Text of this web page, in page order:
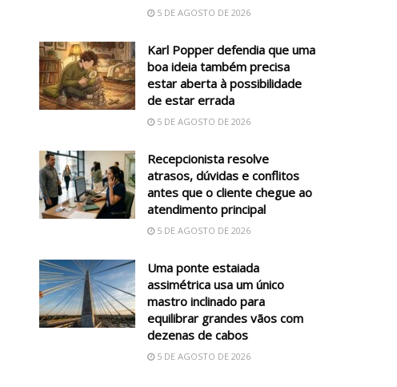
5 DE AGOSTO DE 2026
Karl Popper defendia que uma
boa ideia também precisa
estar aberta à possibilidade
de estar errada
5 DE AGOSTO DE 2026
Recepcionista resolve
atrasos, dúvidas e conflitos
antes que o cliente chegue ao
atendimento principal
5 DE AGOSTO DE 2026
Uma ponte estaiada
assimétrica usa um único
mastro inclinado para
equilibrar grandes vãos com
dezenas de cabos
5 DE AGOSTO DE 2026